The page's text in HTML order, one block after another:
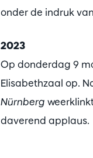
onder de indruk
2023
Op donderdag 9
Elisabethzaal op.
Nürnberg
daverend applaus.